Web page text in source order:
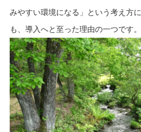
みやすい環境になる」という考え方
も、導入へと至った理由の一つです。